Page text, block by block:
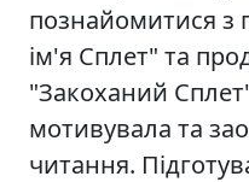
познайомитися з
ім'я Сплет" та
"Закоханий
мотивувала та
читання.